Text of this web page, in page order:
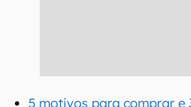
5 motivos para comprar e